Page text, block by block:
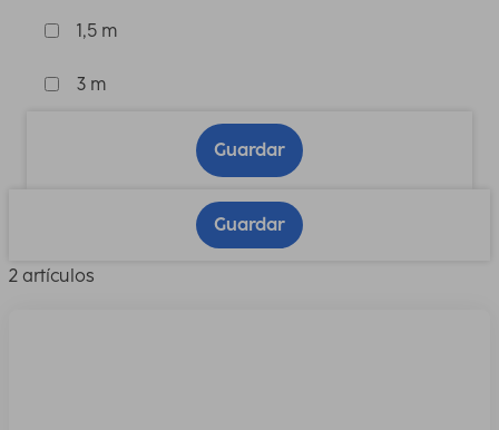
1,5 m
3 m
Guardar
Guardar
2 artículos